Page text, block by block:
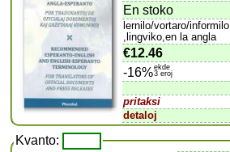
En stoko
lernilo/vortaro/informilo
,lingviko,en la angla
€12.46
-16%ekde
3 eroj
pritaksi
detaloj
Kvanto: